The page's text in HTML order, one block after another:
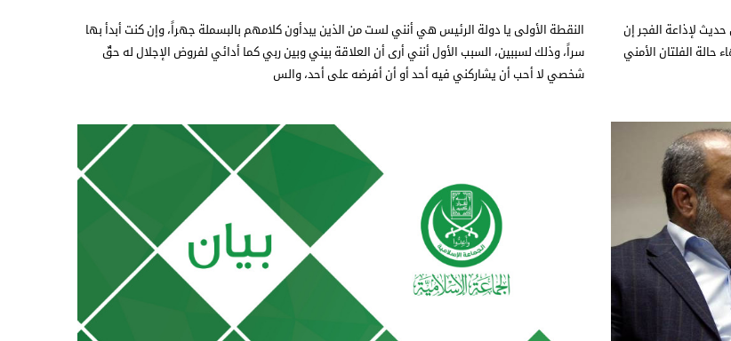
لإذاعة الفجر إن
حالة الفلتان الأمني
النقطة الأولى يا دولة الرئيس هي أنني لست من الذين يبدأون كلامهم بالبسملة جهراً، وإن كنت أبدأ بها
سراً، وذلك لسببين، السبب الأول أنني أرى أن العلاقة بيني وبين ربي كما أدائي لفروض الإجلال له حقٌ
شخصي لا أحب أن يشاركني فيه أحد أو أن أفرضه على أحد، والس